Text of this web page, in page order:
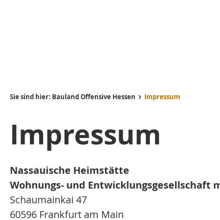
Sie sind hier: Bauland Offensive Hessen Impressum
Impressum
Nassauische Heimstätte
Wohnungs- und Entwicklungsgesellschaft
Schaumainkai 47
60596 Frankfurt am Main